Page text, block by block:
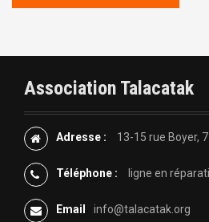
v
i
g
a
Association Talacatak
Adresse : 13-15 rue Boyer,
Téléphone : ligne en
Email info@talacatak.org